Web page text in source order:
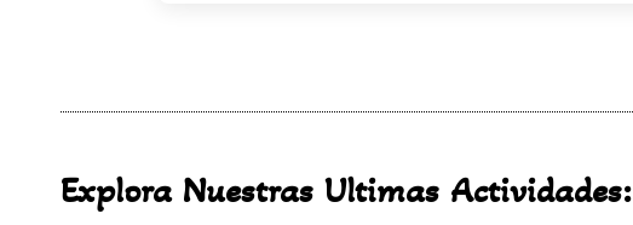
Explora Nuestras Ultimas Actividades: